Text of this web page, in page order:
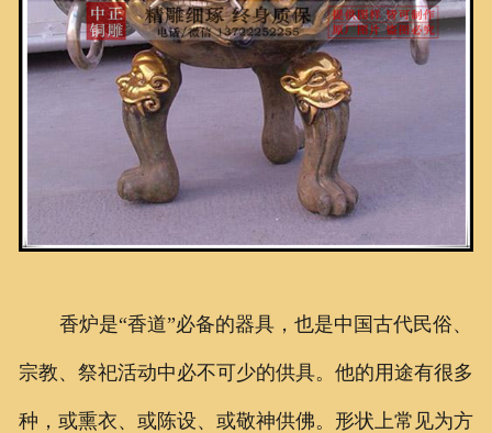
香炉是“香道”必备的器具，也是中国古代民俗、
宗教、祭祀活动中必不可少的供具。他的用途有很多
种，或熏衣、或陈设、或敬神供佛。形状上常见为方